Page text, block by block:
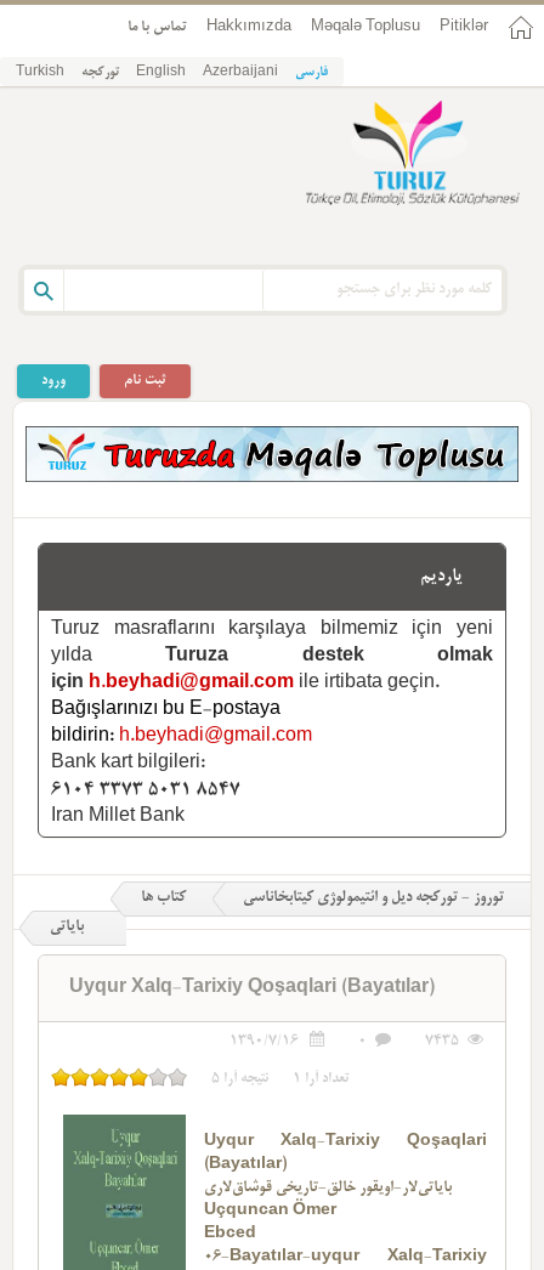
Pitiklər
Məqalə Toplusu
Hakkımızda تماس با ما
فارسی Azerbaijani
English تورکجه Turkish
ورود ثبت نام
یاردیم
Turuz masraflarını karşılaya bilmemiz için yeni
yılda
Turuza destek olmak
için h.beyhadi@gmail.com ile irtibata geçin.
Bağışlarınızı bu E-postaya
bildirin: h.beyhadi@gmail.com
Bank kart bilgileri:
6104 3373 5031 8547
Iran Millet Bank
توروز - تورکجه دیل و ائتیمولوژی کیتابخاناسی
کتاب ها
بایاتی
Uyqur Xalq-Tarixiy Qoşaqlari (Bayatılar)
7435
0
1390/7/16
تعداد آرا 1 نتیجه آرا 5
Uyqur Xalq-Tarixiy Qoşaqlari
(Bayatılar)
بایاتی‌لار-اویقور خالق-تاریخی قوشاق‌لاری
Uçquncan Ömer
Ebced
06-Bayatılar-uyqur Xalq-Tarixiy